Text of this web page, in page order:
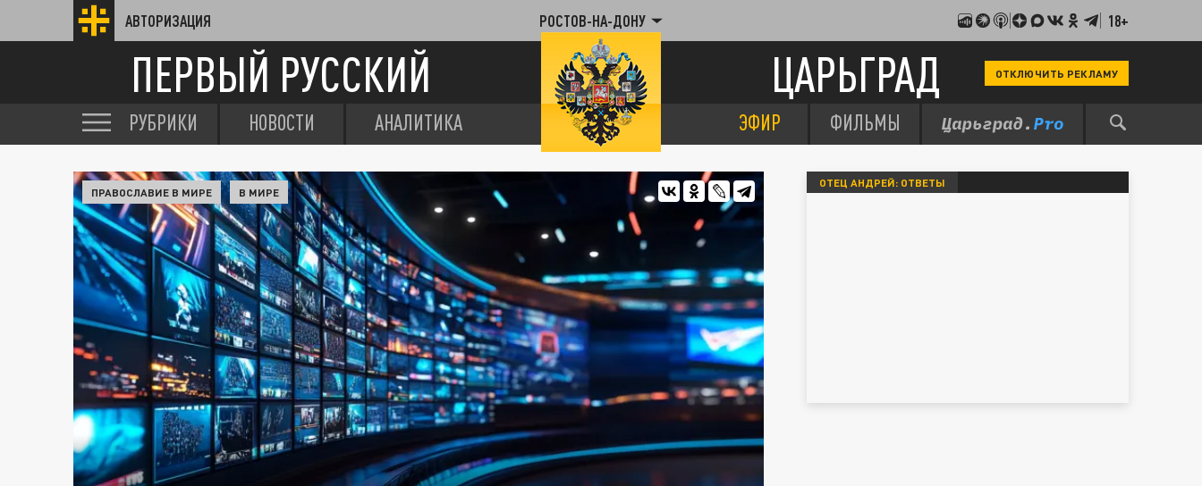
АВТОРИЗАЦИЯ РОСТОВ-НА-ДОНУ 18+
ПЕРВЫЙ РУССКИЙ ЦАРЬГРАД ОТКЛЮЧИТЬ РЕКЛАМУ
РУБРИКИ НОВОСТИ АНАЛИТИКА ЭФИР ФИЛЬМЫ
ПРАВОСЛАВИЕ В МИРЕ В МИРЕ
ОТЕЦ АНДРЕЙ: ОТВЕТЫ